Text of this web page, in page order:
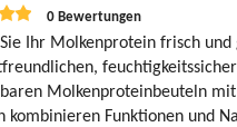
0 Bewertungen
Ihr Molkenprotein frisch
Molkenproteinbeuteln mit
kombinieren Funktionen und